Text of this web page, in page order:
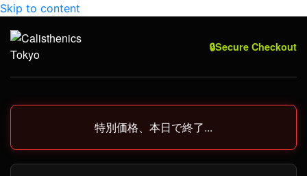
Skip to content
🔒Secure Checkout
特別価格、本日で終了...